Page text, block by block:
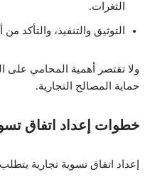
الثغرات.
التوثيق والتنفيذ، والتأكد
ولا تقتصر أهمية المحامي على
حماية المصالح التجارية.
خطوات إعداد اتفاق
إعداد اتفاق تسوية تجارية